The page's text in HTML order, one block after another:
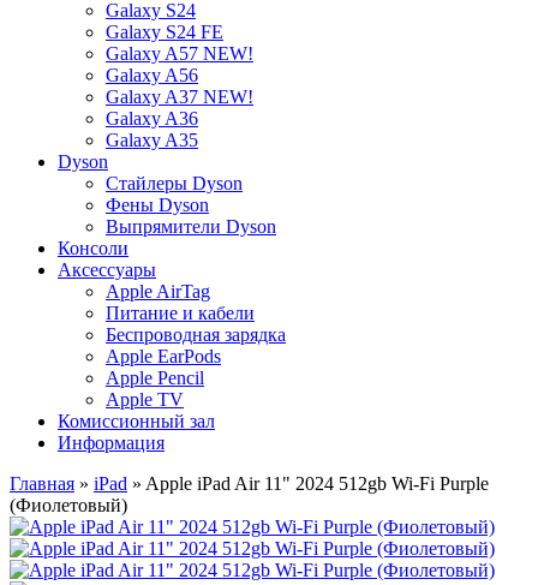
Galaxy S24
Galaxy S24 FE
Galaxy A57 NEW!
Galaxy A56
Galaxy A37 NEW!
Galaxy A36
Galaxy A35
Dyson
Стайлеры Dyson
Фены Dyson
Выпрямители Dyson
Консоли
Аксессуары
Apple AirTag
Питание и кабели
Беспроводная зарядка
Apple EarPods
Apple Pencil
Apple TV
Комиссионный зал
Информация
Главная » iPad » Apple iPad Air 11" 2024 512gb Wi-Fi Purple
(Фиолетовый)